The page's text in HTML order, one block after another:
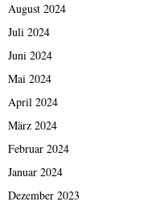
August 2024
Juli 2024
Juni 2024
Mai 2024
April 2024
März 2024
Februar 2024
Januar 2024
Dezember 2023